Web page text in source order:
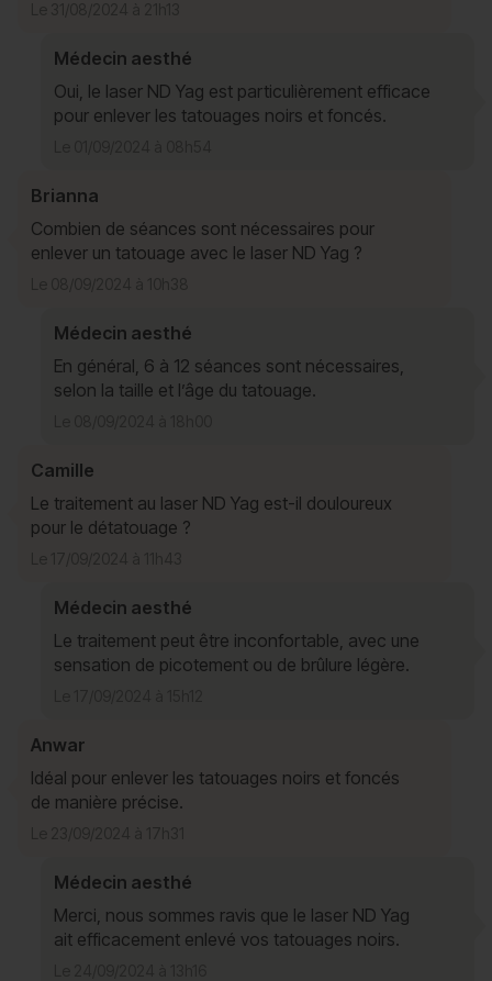
Médecin aesthé
Oui, le laser ND Yag est particulièrement efficace
pour enlever les tatouages noirs et foncés.
Brianna
Combien de séances sont nécessaires pour
enlever un tatouage avec le laser ND Yag ?
Médecin aesthé
En général, 6 à 12 séances sont nécessaires,
selon la taille et l’âge du tatouage.
Camille
Le traitement au laser ND Yag est-il douloureux
pour le détatouage ?
Médecin aesthé
Le traitement peut être inconfortable, avec une
sensation de picotement ou de brûlure légère.
Anwar
Idéal pour enlever les tatouages noirs et foncés
de manière précise.
Médecin aesthé
Merci, nous sommes ravis que le laser ND Yag
ait efficacement enlevé vos tatouages noirs.